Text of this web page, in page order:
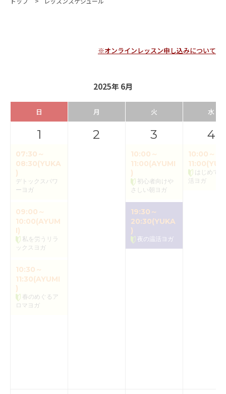
※オンラインレッスン申し込みについて
2025年 6月
日 月 火 水
1
07:30～
08:30(YUKA
)
デトックスパワ
ーヨガ
09:00～
10:00(AYUM
I)
私を労うリラ
ックスヨガ
10:30～
11:30(AYUMI
)
春のめぐるア
ロマヨガ
2 3
10:00～
11:00(AYUMI
)
初心者向けや
さしい朝ヨガ
19:30～
20:30(YUKA
)
夜の温活ヨガ
4
10:00～
はじめて
活ヨガ